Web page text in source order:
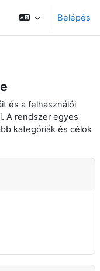
Belépés
és a felhasználói
A rendszer egyes
kategóriák és célok